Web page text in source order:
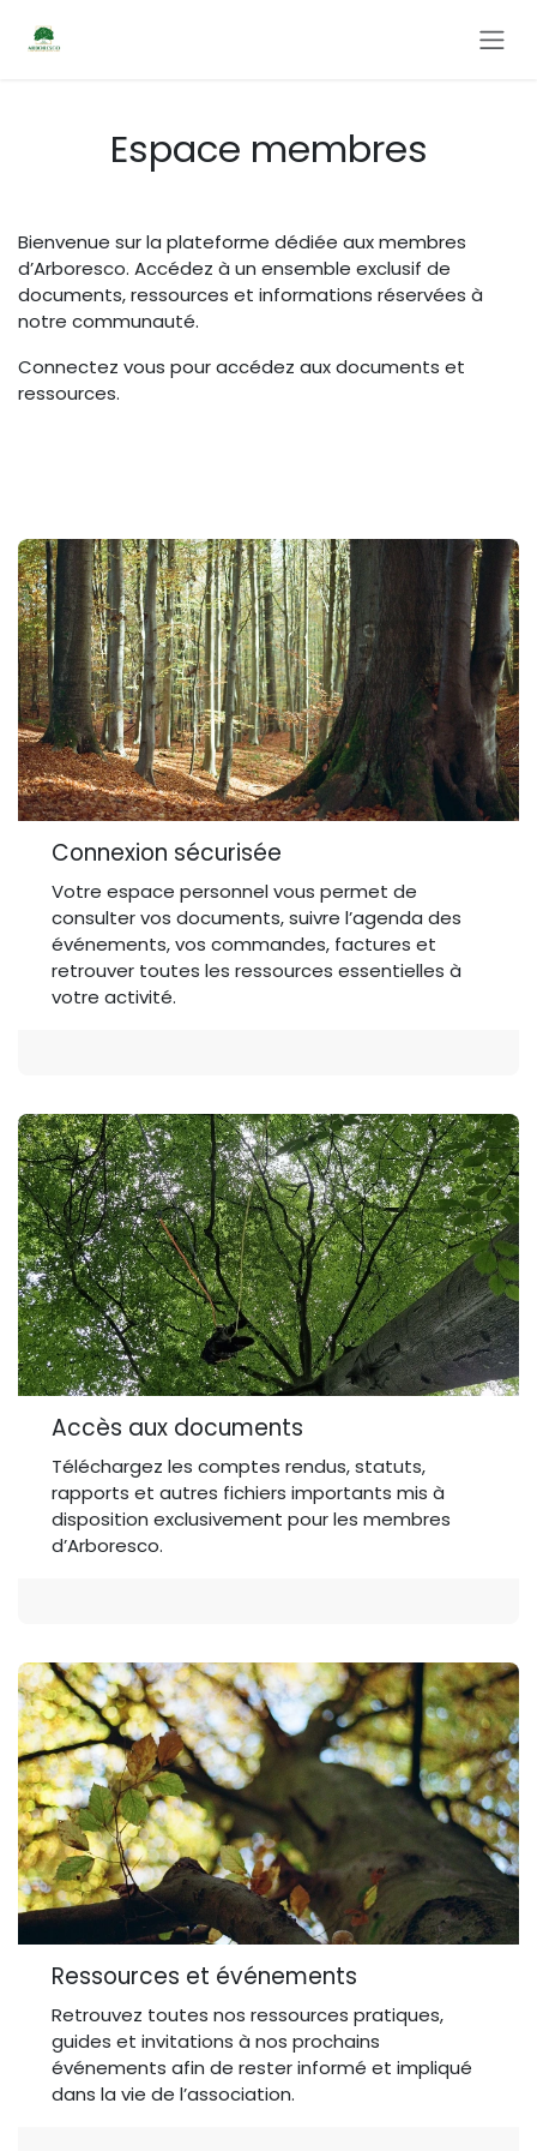
Espace membres
Bienvenue sur la plateforme dédiée aux membres
d’Arboresco. Accédez à un ensemble exclusif de
documents, ressources et informations réservées à
notre communauté.
Connectez vous pour accédez aux documents et
ressources.
Connexion sécurisée
Votre espace personnel vous permet de
consulter vos documents, suivre l’agenda des
événements, vos commandes, factures et
retrouver toutes les ressources essentielles à
votre activité.
Accès aux documents
Téléchargez les comptes rendus, statuts,
rapports et autres fichiers importants mis à
disposition exclusivement pour les membres
d’Arboresco.
Ressources et événements
Retrouvez toutes nos ressources pratiques,
guides et invitations à nos prochains
événements afin de rester informé et impliqué
dans la vie de l’association.